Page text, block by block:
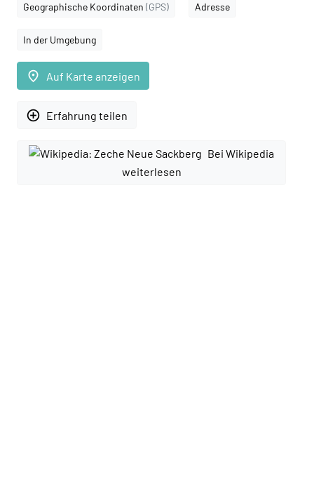
Geographische Koordinaten (GPS) Adresse
In der Umgebung
place Auf Karte anzeigen
add_circle_outline Erfahrung teilen
Bei Wikipedia
weiterlesen